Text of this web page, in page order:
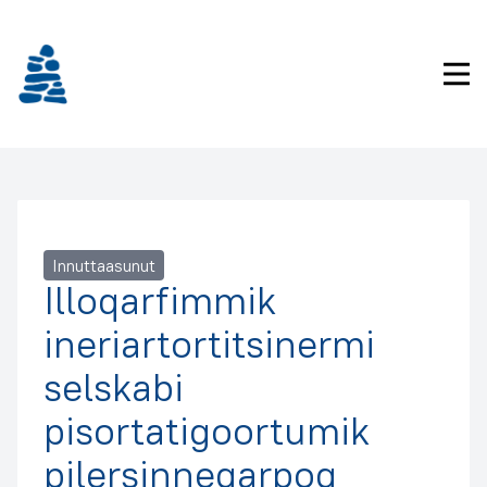
Innuttaasunut
Illoqarfimmik
ineriartortitsinermi
selskabi
pisortatigoortumik
pilersinneqarpoq